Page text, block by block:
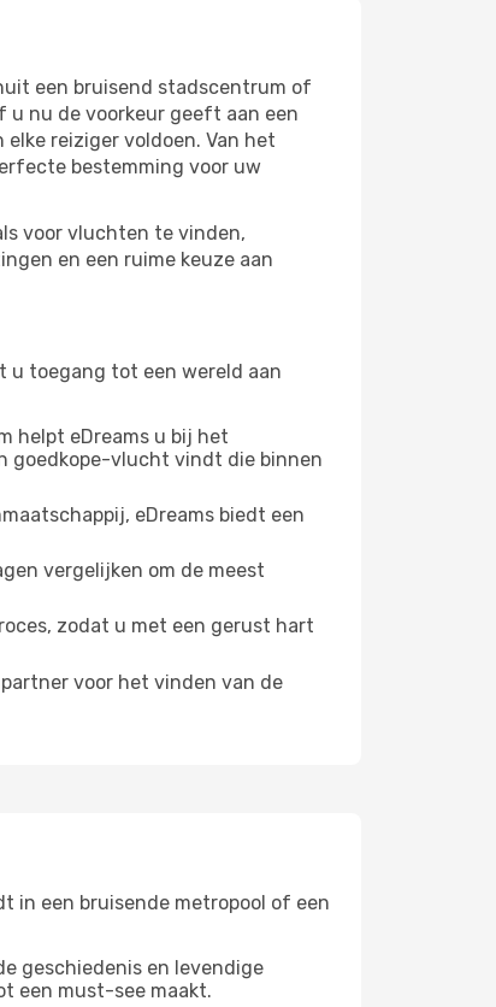
een bruisend stadscentrum of
u nu de voorkeur geeft aan een
reiziger voldoen. Van het
bestemming voor uw
voor vluchten te vinden,
en een ruime keuze aan
u toegang tot een wereld aan
helpt eDreams u bij het
goedkope-vlucht vindt die binnen
eDreams biedt een
vergelijken om de meest
zodat u met een gerust hart
voor het vinden van de
in een bruisende metropool of een
geschiedenis en levendige
een must-see maakt.